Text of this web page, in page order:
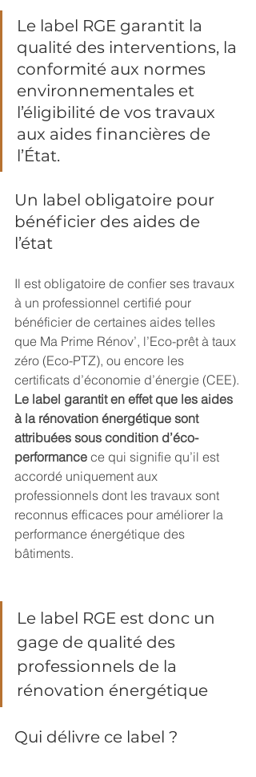
Le label RGE garantit la
qualité des interventions, la
conformité aux normes
environnementales et
l’éligibilité de vos travaux
aux aides financières de
l’État.
Un label obligatoire pour
bénéficier des aides de
l’état
Il est obligatoire de confier ses travaux
à un professionnel certifié pour
bénéficier de certaines aides telles
que Ma Prime Rénov’, l’Eco-prêt à taux
zéro (Eco-PTZ), ou encore les
certificats d’économie d’énergie (CEE).
Le label garantit en effet que les aides
à la rénovation énergétique sont
attribuées sous condition d’éco-
performance ce qui signifie qu’il est
accordé uniquement aux
professionnels dont les travaux sont
reconnus efficaces pour améliorer la
performance énergétique des
bâtiments.
Le label RGE est donc un
gage de qualité des
professionnels de la
rénovation énergétique
Qui délivre ce label ?